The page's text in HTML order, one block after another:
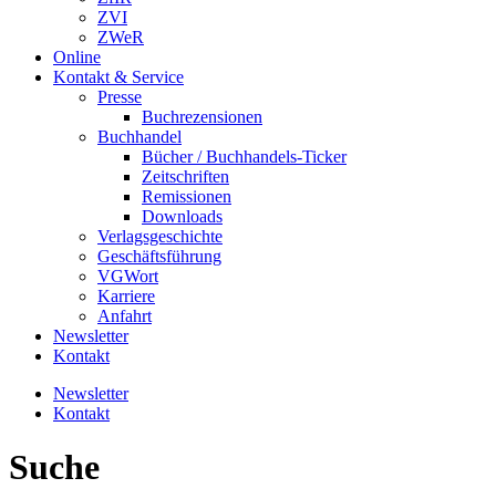
ZVI
ZWeR
Online
Kontakt & Service
Presse
Buchrezensionen
Buchhandel
Bücher / Buchhandels-Ticker
Zeitschriften
Remissionen
Downloads
Verlagsgeschichte
Geschäftsführung
VGWort
Karriere
Anfahrt
Newsletter
Kontakt
Newsletter
Kontakt
Suche